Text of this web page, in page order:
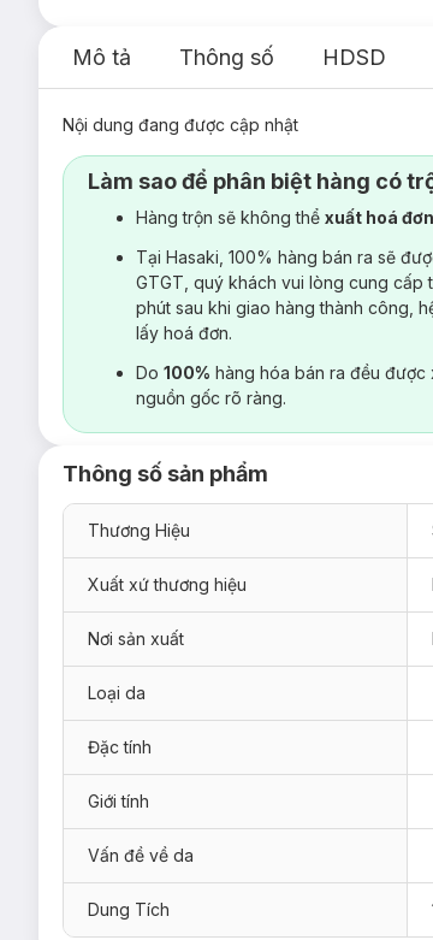
Mô tả Thông số HDSD
Nội dung đang được cập nhật
Làm sao để phân biệt hàng có
Hàng trộn sẽ không thể xuất hoá
Tại Hasaki, 100% hàng bán ra sẽ
GTGT, quý khách vui lòng cung cấp
phút sau khi giao hàng thành công,
lấy hoá đơn.
Do 100% hàng hóa bán ra đều được
nguồn gốc rõ ràng.
Thông số sản phẩm
Thương Hiệu
Xuất xứ thương hiệu
Nơi sản xuất
Loại da
Đặc tính
Giới tính
Vấn đề về da
Dung Tích